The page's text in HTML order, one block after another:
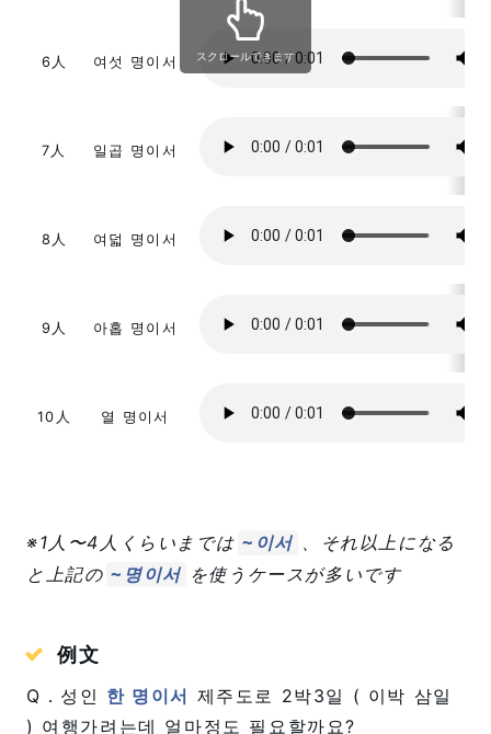
6人 여섯 명이서
7人 일곱 명이서
8人 여덟 명이서
9人 아홉 명이서
10人 열 명이서
スクロールできます
※1人〜4人くらいまでは ~이서 、それ以上になる
と上記の ~명이서 を使うケースが多いです
例文
Q．성인 한 명이서 제주도로 2박3일 ( 이박 삼일
) 여행가려는데 얼마정도 필요할까요?